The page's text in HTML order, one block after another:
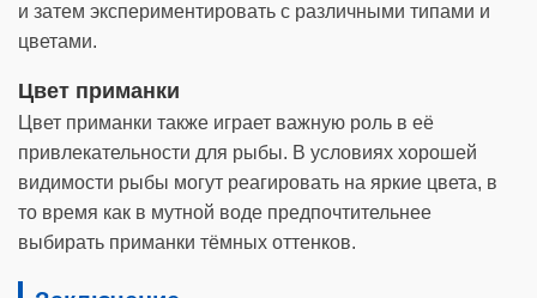
и затем экспериментировать с различными типами и
цветами.
Цвет приманки
Цвет приманки также играет важную роль в её
привлекательности для рыбы. В условиях хорошей
видимости рыбы могут реагировать на яркие цвета, в
то время как в мутной воде предпочтительнее
выбирать приманки тёмных оттенков.